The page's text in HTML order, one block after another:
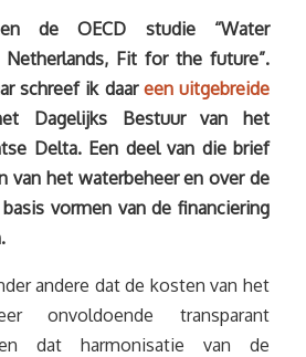
de OECD studie “Water
Netherlands, Fit for the future”.
schreef ik daar een uitgebreide
Dagelijks Bestuur van het
Delta. Een deel van die brief
van het waterbeheer en over de
vormen van de financiering
andere dat de kosten van het
onvoldoende transparant
dat harmonisatie van de